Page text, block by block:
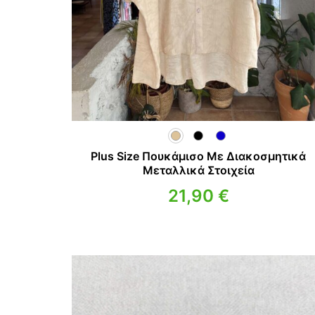
Plus Size Πουκάμισο Με Διακοσμητικά
Μεταλλικά Στοιχεία
21,90 €